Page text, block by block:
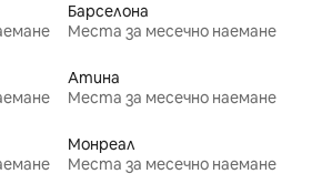
Барселона
Места за месечно наемане
Атина
Места за месечно наемане
Монреал
Места за месечно наемане